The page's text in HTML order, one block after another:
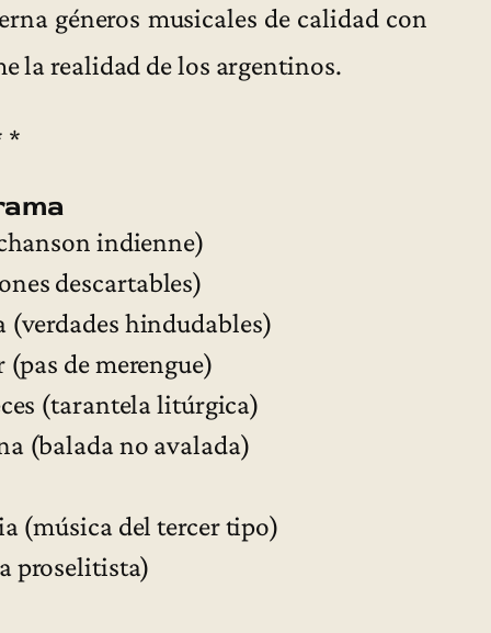
géneros musicales de calidad con
la realidad de los argentinos.
*
indienne)
descartables)
(verdades hindudables)
de merengue)
(tarantela litúrgica)
(balada no avalada)
(música del tercer tipo)
proselitista)